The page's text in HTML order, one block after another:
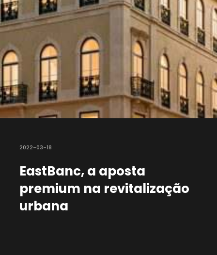
2022-03-18
EastBanc, a aposta
premium na revitalização
urbana